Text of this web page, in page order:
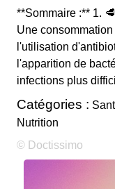
**Sommaire :** 1.
Une
l'utilisation
l'apparition de
infections plus
Catégories :
Nutrition
© Doctissimo